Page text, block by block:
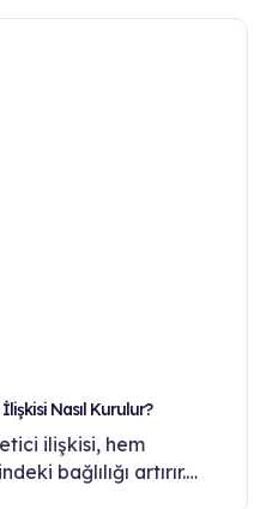
İlişkisi Nasıl Kurulur?
ilişkisi, hem
bağlılığı artırır.